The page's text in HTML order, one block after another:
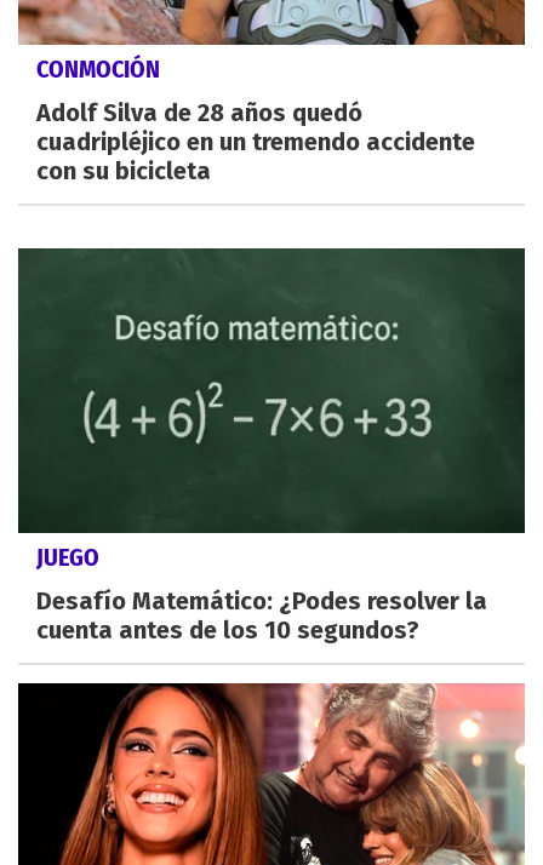
CONMOCIÓN
Adolf Silva de 28 años quedó
cuadripléjico en un tremendo accidente
con su bicicleta
JUEGO
Desafío Matemático: ¿Podes resolver la
cuenta antes de los 10 segundos?